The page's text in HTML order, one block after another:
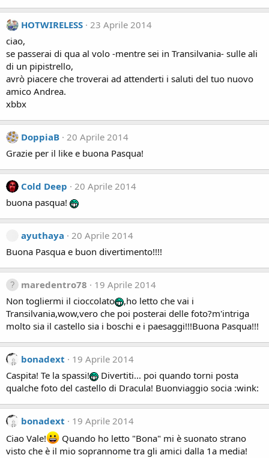
HOTWIRELESS 23 Aprile 2014
ciao,
se passerai di qua al volo -mentre sei in Transilvania- sulle ali
di un pipistrello,
avrò piacere che troverai ad attenderti i saluti del tuo nuovo
amico Andrea.
xbbx
DoppiaB 20 Aprile 2014
Grazie per il like e buona Pasqua!
Cold Deep
20 Aprile 2014
buona pasqua!
ayuthaya
20 Aprile 2014
Buona Pasqua e buon divertimento!!!!
maredentro78
19 Aprile 2014
Non togliermi il cioccolato
,ho letto che vai i
Transilvania,wow,vero che poi posterai delle foto?m'intriga
molto sia il castello sia i boschi e i paesaggi!!!Buona Pasqua!!!
bonadext
19 Aprile 2014
Caspita! Te la spassi!
Divertiti... poi quando torni posta
qualche foto del castello di Dracula! Buonviaggio socia :wink:
bonadext
19 Aprile 2014
Ciao Vale!
Quando ho letto "Bona" mi è suonato strano
visto che è il mio soprannome tra gli amici dalla 1a media!